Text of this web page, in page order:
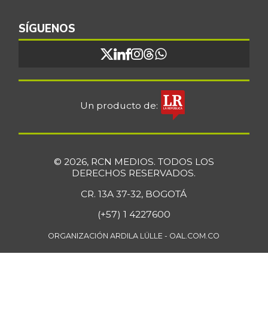
SÍGUENOS
Un producto de:
© 2026, RCN MEDIOS. TODOS LOS
DERECHOS RESERVADOS.
CR. 13A 37-32, BOGOTÁ
(+57) 1 4227600
ORGANIZACIÓN ARDILA LÜLLE - OAL.COM.CO